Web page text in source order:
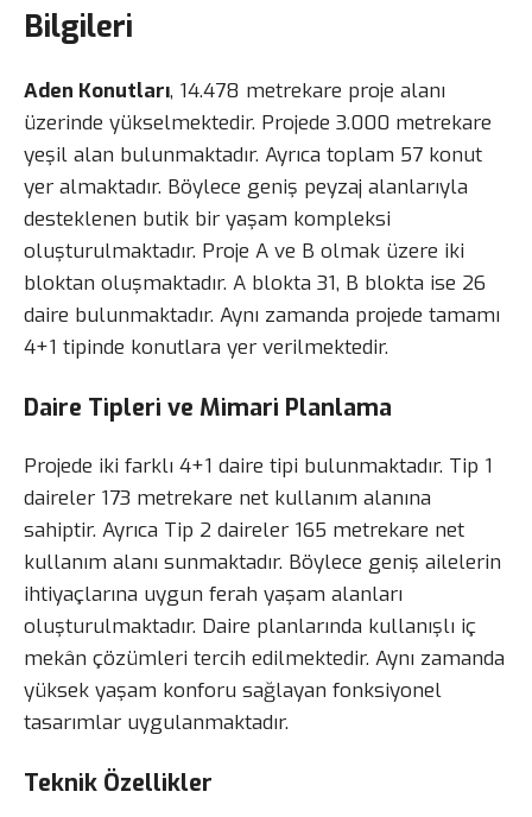
Bilgileri
Aden Konutları, 14.478 metrekare proje alanı
üzerinde yükselmektedir. Projede 3.000 metrekare
yeşil alan bulunmaktadır. Ayrıca toplam 57 konut
yer almaktadır. Böylece geniş peyzaj alanlarıyla
desteklenen butik bir yaşam kompleksi
oluşturulmaktadır. Proje A ve B olmak üzere iki
bloktan oluşmaktadır. A blokta 31, B blokta ise 26
daire bulunmaktadır. Aynı zamanda projede tamamı
4+1 tipinde konutlara yer verilmektedir.
Daire Tipleri ve Mimari Planlama
Projede iki farklı 4+1 daire tipi bulunmaktadır. Tip 1
daireler 173 metrekare net kullanım alanına
sahiptir. Ayrıca Tip 2 daireler 165 metrekare net
kullanım alanı sunmaktadır. Böylece geniş ailelerin
ihtiyaçlarına uygun ferah yaşam alanları
oluşturulmaktadır. Daire planlarında kullanışlı iç
mekân çözümleri tercih edilmektedir. Aynı zamanda
yüksek yaşam konforu sağlayan fonksiyonel
tasarımlar uygulanmaktadır.
Teknik Özellikler